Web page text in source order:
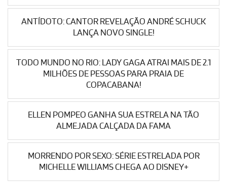
ANTÍDOTO: CANTOR REVELAÇÃO ANDRÉ SCHUCK
LANÇA NOVO SINGLE!
TODO MUNDO NO RIO: LADY GAGA ATRAI MAIS DE 2.1
MILHÕES DE PESSOAS PARA PRAIA DE
COPACABANA!
ELLEN POMPEO GANHA SUA ESTRELA NA TÃO
ALMEJADA CALÇADA DA FAMA
MORRENDO POR SEXO: SÉRIE ESTRELADA POR
MICHELLE WILLIAMS CHEGA AO DISNEY+